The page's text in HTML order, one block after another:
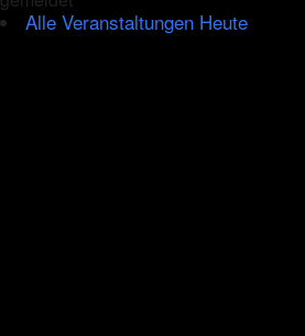
Alle Veranstaltungen Heute